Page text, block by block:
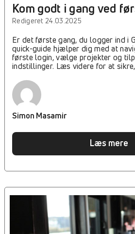
Kom godt i gang ved
Redigeret 24.03.2025
Er det første gang, du logger ind i
quick-guide hjælper dig med at
første login, vælge projekter og
indstillinger. Læs videre for at
Simon Masamir
Læs mere